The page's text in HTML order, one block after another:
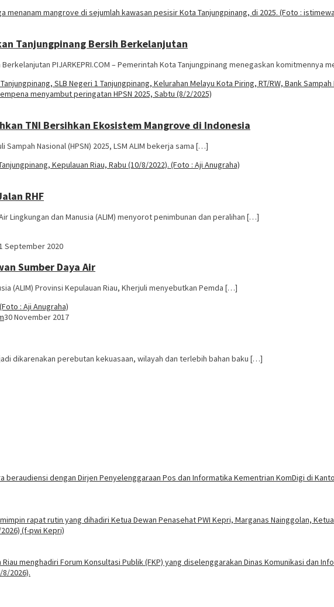
Tanjungpinang Bersih Berkelanjutan
PIJARKEPRI.COM – Pemerintah Kota Tanjungpinang menegaskan komitmennya
TNI Bersihkan Ekosistem Mangrove di Indonesia
Sampah Nasional (HPSN) 2025, LSM ALIM bekerja sama […]
RHF
Lingkungan dan Manusia (ALIM) menyorot penimbunan dan peralihan […]
September 2020
Sumber Daya Air
(ALIM) Provinsi Kepulauan Riau, Kherjuli menyebutkan Pemda […]
30 November 2017
dikarenakan perebutan kekuasaan, wilayah dan terlebih bahan baku […]